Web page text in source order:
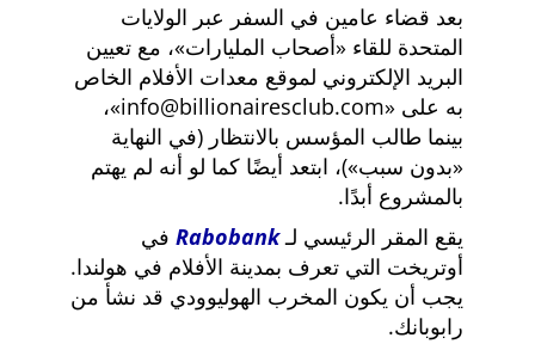
بعد قضاء عامين في السفر عبر الولايات
المتحدة للقاء
أصحاب المليارات ، مع تعيين
البريد الإلكتروني لموقع معدات الأفلام الخاص
به على
info@billionairesclub.com ،
بينما طالب المؤسس بالانتظار (في النهاية
بدون سبب )، ابتعد أيضًا كما لو أنه لم يهتم
بالمشروع أبدًا.
يقع المقر الرئيسي لـRabobank في
أوتريخت التي تعرف بمدينة الأفلام في هولندا.
يجب أن يكون المخرب الهوليوودي قد نشأ من
رابوبانك.